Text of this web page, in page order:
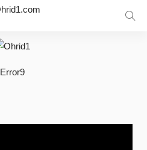
Error9